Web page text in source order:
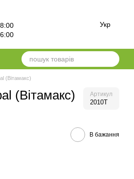
Укр
(Вітамакс)
(Вітамакс) Артикул
2010T
В бажання